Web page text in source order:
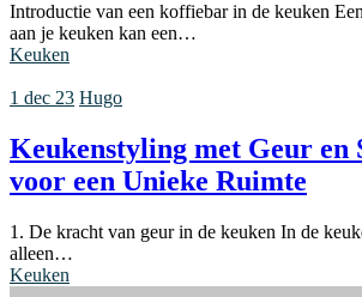
Introductie van een koffiebar in de keuken
aan je keuken kan een…
Keuken
1 dec 23 Hugo
Keukenstyling met Geur en
voor een Unieke Ruimte
1. De kracht van geur in de keuken In de
alleen…
Keuken